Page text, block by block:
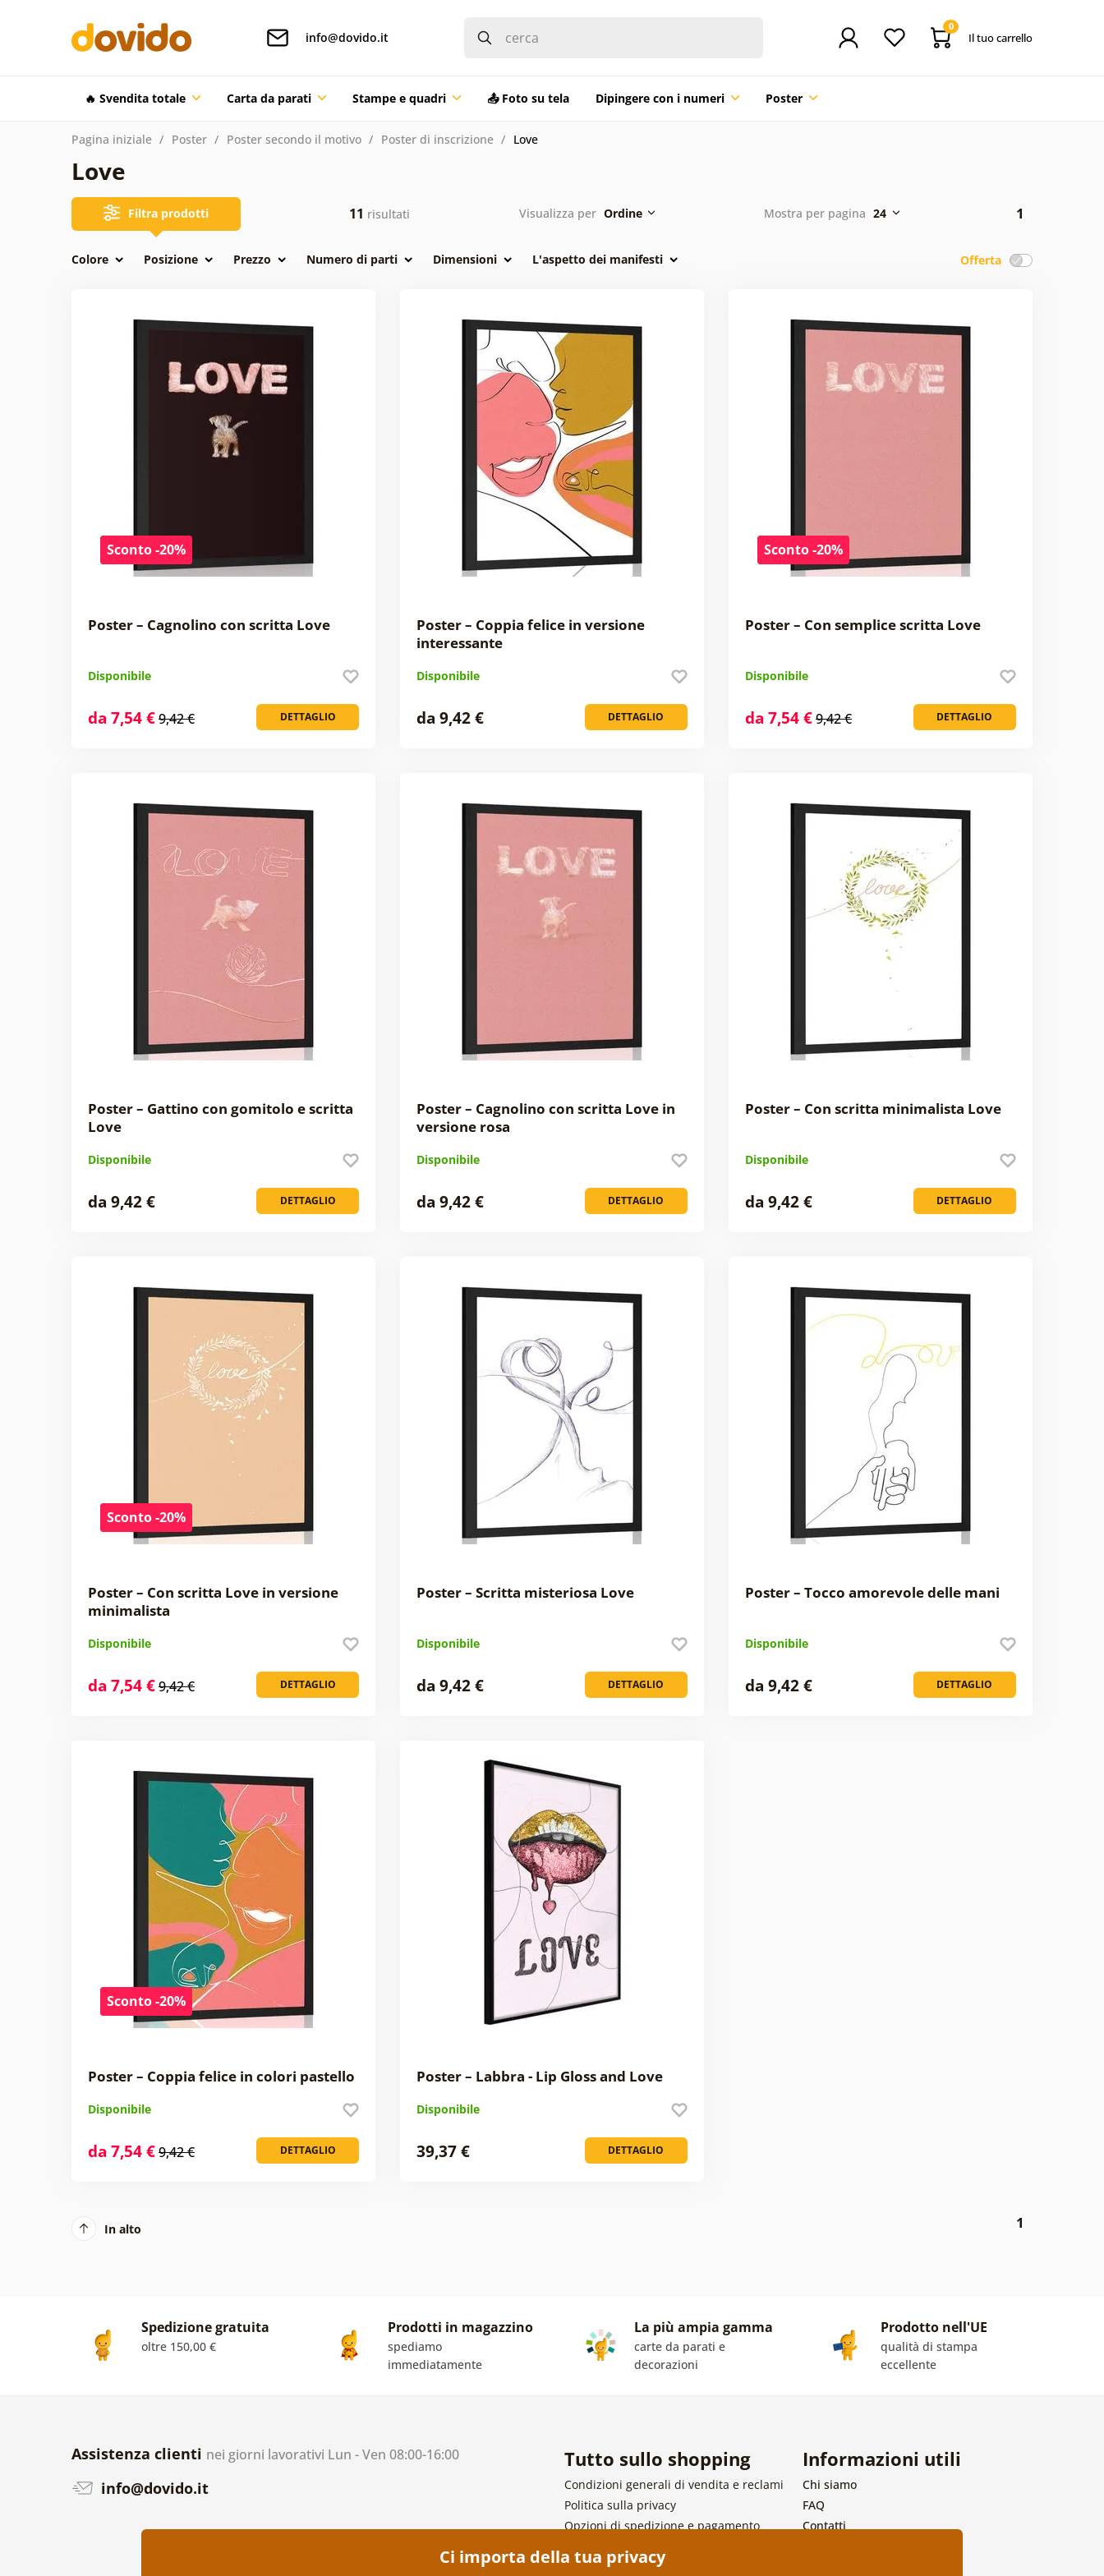
info@dovido.it
0
Il tuo carrello
🔥 Svendita totale Carta da parati Stampe e quadri 📤 Foto su tela Dipingere con i numeri Poster
Pagina iniziale Poster Poster secondo il motivo Poster di inscrizione Love
Love
Filtra prodotti 11 risultati Visualizza per Ordine Mostra per pagina 24 1
Offerta
Colore Posizione Prezzo Numero di parti Dimensioni L'aspetto dei manifesti
Sconto -20%
Poster – Cagnolino con scritta Love
Disponibile
DETTAGLIO
da 7,54 €9,42 €
Poster – Coppia felice in versione
interessante
Disponibile
DETTAGLIO
da 9,42 €
Sconto -20%
Poster – Con semplice scritta Love
Disponibile
DETTAGLIO
da 7,54 €9,42 €
Poster – Gattino con gomitolo e scritta
Love
Disponibile
DETTAGLIO
da 9,42 €
Poster – Cagnolino con scritta Love in
versione rosa
Disponibile
DETTAGLIO
da 9,42 €
Poster – Con scritta minimalista Love
Disponibile
DETTAGLIO
da 9,42 €
Sconto -20%
Poster – Con scritta Love in versione
minimalista
Disponibile
DETTAGLIO
da 7,54 €9,42 €
Poster – Scritta misteriosa Love
Disponibile
DETTAGLIO
da 9,42 €
Poster – Tocco amorevole delle mani
Disponibile
DETTAGLIO
da 9,42 €
Sconto -20%
Poster – Coppia felice in colori pastello
Disponibile
DETTAGLIO
da 7,54 €9,42 €
Poster – Labbra - Lip Gloss and Love
Disponibile
DETTAGLIO
39,37 €
In alto 1
Spedizione gratuita
oltre 150,00 €
Prodotti in magazzino
spediamo
immediatamente
La più ampia gamma
carte da parati e
decorazioni
Prodotto nell'UE
qualità di stampa
eccellente
Assistenza clienti nei giorni lavorativi Lun - Ven 08:00-16:00
info@dovido.it
Tutto sullo shopping
Condizioni generali di vendita e reclami
Politica sulla privacy
Opzioni di spedizione e pagamento
Informazioni utili
Chi siamo
FAQ
Contatti
Ci importa della tua privacy